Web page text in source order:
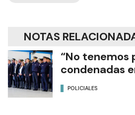
NOTAS
“No tenemos
condenadas
POLICIALES